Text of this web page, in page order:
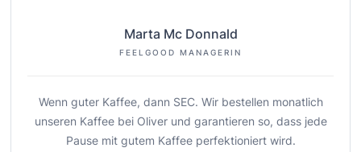
Marta Mc Donnald
FEELGOOD MANAGERIN
Wenn guter Kaffee, dann SEC. Wir bestellen monatlich
unseren Kaffee bei Oliver und garantieren so, dass jede
Pause mit gutem Kaffee perfektioniert wird.